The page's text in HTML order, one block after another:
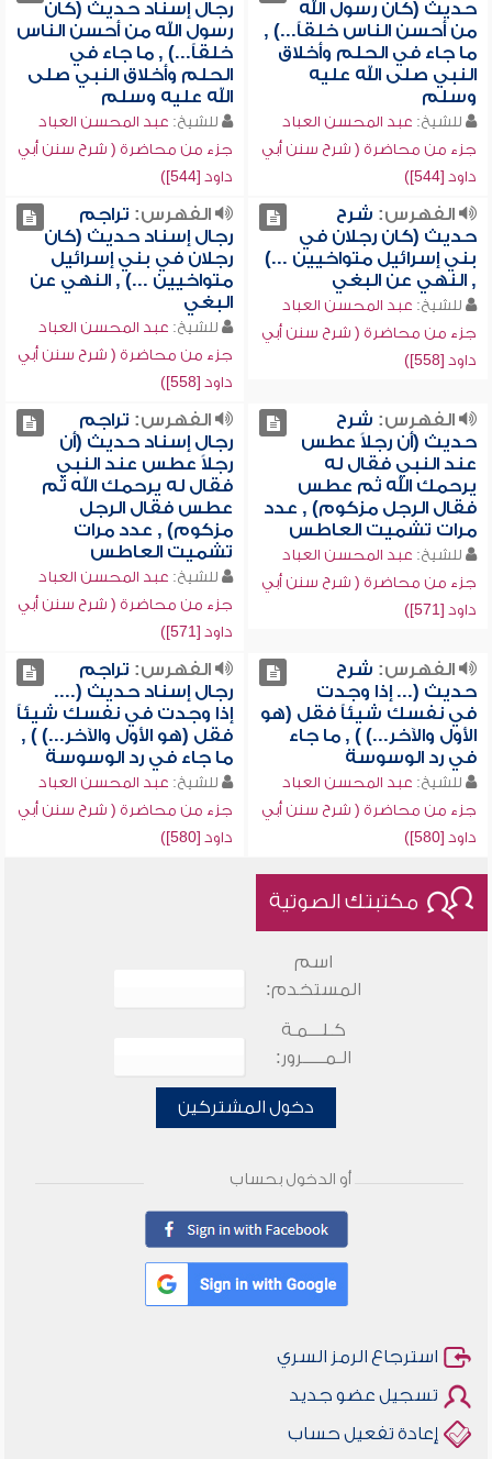
حديث (كان رسول الله
من أحسن الناس خلقاً...) ,
ما جاء في الحلم وأخلاق
النبي صلى الله عليه
وسلم
للشيخ: عبد المحسن العباد
جزء من محاضرة ( شرح سنن أبي
داود [544])
رجال إسناد حديث (كان
رسول الله من أحسن الناس
خلقاً...) , ما جاء في
الحلم وأخلاق النبي صلى
الله عليه وسلم
للشيخ: عبد المحسن العباد
جزء من محاضرة ( شرح سنن أبي
داود [544])
الفهرس: شرح
حديث (كان رجلان في
بني إسرائيل متواخيين ...)
, النهي عن البغي
للشيخ: عبد المحسن العباد
جزء من محاضرة ( شرح سنن أبي
داود [558])
الفهرس: تراجم
رجال إسناد حديث (كان
رجلان في بني إسرائيل
متواخيين ...) , النهي عن
البغي
للشيخ: عبد المحسن العباد
جزء من محاضرة ( شرح سنن أبي
داود [558])
الفهرس: شرح
حديث (أن رجلاً عطس
عند النبي فقال له
يرحمك الله ثم عطس
فقال الرجل مزكوم) , عدد
مرات تشميت العاطس
للشيخ: عبد المحسن العباد
جزء من محاضرة ( شرح سنن أبي
داود [571])
الفهرس: تراجم
رجال إسناد حديث (أن
رجلاً عطس عند النبي
فقال له يرحمك الله ثم
عطس فقال الرجل
مزكوم) , عدد مرات
تشميت العاطس
للشيخ: عبد المحسن العباد
جزء من محاضرة ( شرح سنن أبي
داود [571])
الفهرس: شرح
حديث (... إذا وجدت
في نفسك شيئاً فقل (هو
الأول والآخر...) ) , ما جاء
في رد الوسوسة
للشيخ: عبد المحسن العباد
جزء من محاضرة ( شرح سنن أبي
داود [580])
الفهرس: تراجم
رجال إسناد حديث (....
إذا وجدت في نفسك شيئاً
فقل (هو الأول والآخر...) ) ,
ما جاء في رد الوسوسة
للشيخ: عبد المحسن العباد
جزء من محاضرة ( شرح سنن أبي
داود [580])
مكتبتك الصوتية
اسم
المستخدم:
كـلـــمـة
الـمـــــرور:
دخول المشتركين
أو الدخول بحساب
استرجاع الرمز السري
تسجيل عضو جديد
إعادة تفعيل حساب